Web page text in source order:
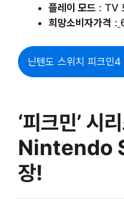
플레이 모드 : TV
희망소비자가격 :
닌텐도 스위치 피크민
‘피크민’ 시
Nintendo
장!